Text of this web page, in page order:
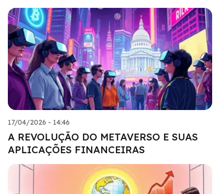
17/04/2026 - 14:46
A REVOLUÇÃO DO METAVERSO E SUAS
APLICAÇÕES FINANCEIRAS